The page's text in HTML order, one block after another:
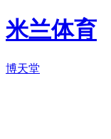
米兰体育
博天堂